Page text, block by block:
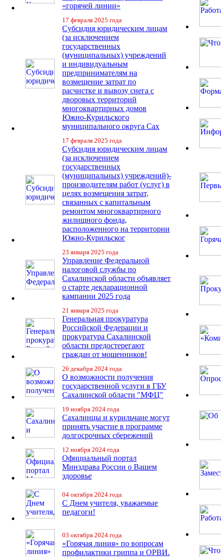
«горячей линии»
17 февраля 2025 года
Субсидия юридическим лицам
(за исключением
государственных
(муниципальных) учреждений
и индивидуальным
предпринимателям на
возмещение затрат по
расчистке и вывозу снега с
дворовых территорий
многоквартирных домов
Южно-Курильского
муниципального округа Сах
17 февраля 2025 года
Субсидия юридическим лицам
(за исключением
государственных
(муниципальных) учреждений)-
производителям работ (услуг) в
целях возмещения затрат,
связанных с капитальным
ремонтом многоквартирного
жилищного фонда,
расположенного на территории
Южно-Курильског
23 января 2025 года
Управление Федеральной
налоговой службы по
Сахалинской области объявляет
о старте декларационной
кампании 2025 года
21 января 2025 года
Генеральная прокуратура
Российской Федерации и
прокуратура Сахалинской
области предостерегают
граждан от мошенников!
26 декабря 2024 года
О возможности получения
государственной услуги в ГБУ
Сахалинской области "МФЦ"
19 ноября 2024 года
Сахалинцы и курильчане могут
принять участие в программе
долгосрочных сбережений
12 ноября 2024 года
Официальный портал
Минздрава России о Вашем
здоровье
04 октября 2024 года
С Днем учителя, уважаемые
педагоги!
03 октября 2024 года
«Горячая линия» по вопросам
профилактики гриппа и ОРВИ.